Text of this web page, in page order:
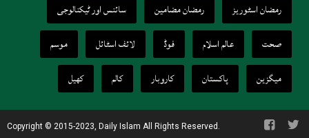
رمضان اسٹوریز
رمضان مضامین
سائنس اور ٹیکنالوجی
صحت
عالم اسلام فوڈ لائف اسٹائل
موسم
میگزین
پاکستان کاروبار کالم کھیل
Copyright © 2015-2023, Daily Islam All Rights Reserved.